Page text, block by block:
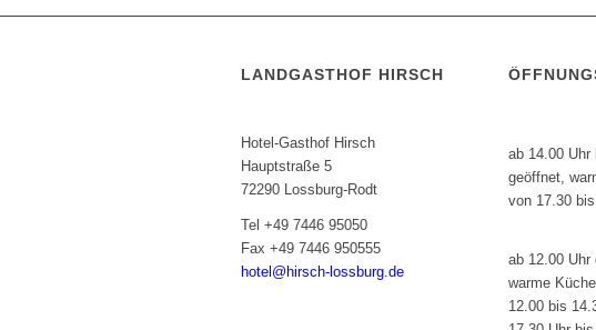
LANDGASTHOF HIRSCH
Hotel-Gasthof Hirsch
Hauptstraße 5
72290 Lossburg-Rodt
Tel +49 7446 95050
Fax +49 7446 950555
hotel@hirsch-lossburg.de
ab 14.00 Uhr
geöffnet,
von 17.30
ab 12.00 Uhr
warme
12.00 bis